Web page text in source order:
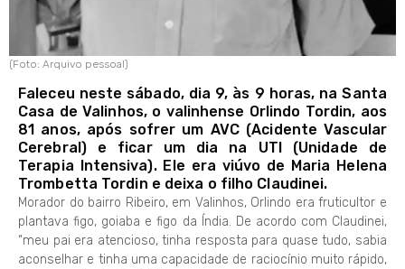
(Foto: Arquivo pessoal)
Faleceu neste sábado, dia 9, às 9 horas, na Santa
Casa de Valinhos, o valinhense Orlindo Tordin, aos
81 anos, após sofrer um AVC (Acidente Vascular
Cerebral) e ficar um dia na UTI (Unidade de
Terapia Intensiva). Ele era viúvo de Maria Helena
Trombetta Tordin e deixa o filho Claudinei.
Morador do bairro Ribeiro, em Valinhos, Orlindo era fruticultor e
plantava figo, goiaba e figo da Índia. De acordo com Claudinei,
“meu pai era atencioso, tinha resposta para quase tudo, sabia
aconselhar e tinha uma capacidade de raciocínio muito rápido,